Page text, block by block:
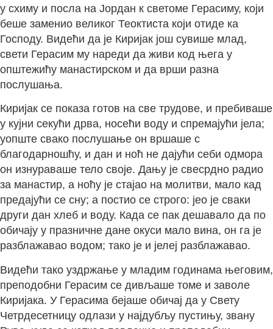
у схиму и посла на Јордан к светоме Герасиму, који
беше заменио великог Теоктиста који отиде ка
Господу. Видећи да је Киријак још сувише млад,
свети Герасим му нареди да живи код њега у
општежићу манастирском и да врши разна
послушања.
Киријак се показа готов на све трудове, и пребиваше
у кујни секући дрва, носећи воду и спремајући јела;
уопште свако послушање он вршаше с
благодарношћу, и дан и ноћ не дајући себи одмора
он изнураваше тело своје. Дању је свесрдно радио
за манастир, а ноћу је стајао на молитви, мало кад
предајући се сну; а постио се строго: јео је сваки
други дан хлеб и воду. Када се пак дешавало да по
обичају у празничне дане окуси мало вина, он га је
разблажавао водом; тако је и јелеј разблажавао.
Видећи тако уздржање у младим годинама његовим,
преподобни Герасим се дивљаше томе и заволе
Киријака. У Герасима бејаше обичај да у Свету
Четрдесетницу одлази у најдубљу пустињу, звану